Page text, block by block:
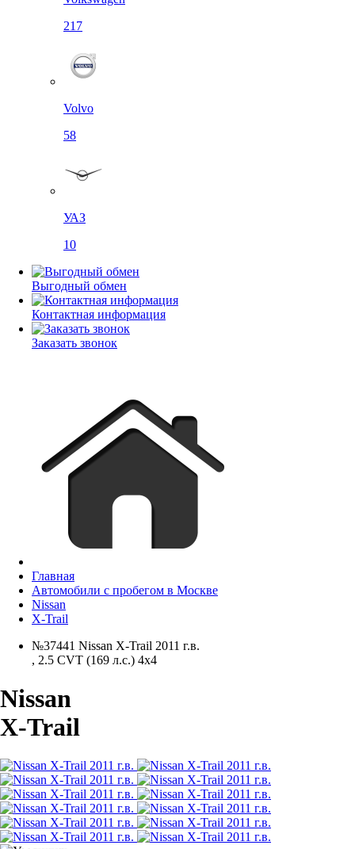
217
Volvo
58
УАЗ
10
Выгодный обмен
Контактная информация
Заказать звонок
Главная
Автомобили с пробегом в Москве
Nissan
X-Trail
№37441 Nissan X-Trail 2011 г.в.
, 2.5 CVT (169 л.с.) 4x4
Nissan
X-Trail